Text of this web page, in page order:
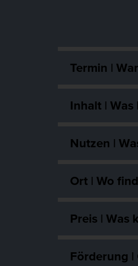
Termin |
Inhalt | Was
Nutzen |
Ort | Wo
Preis | Was
Förderung |